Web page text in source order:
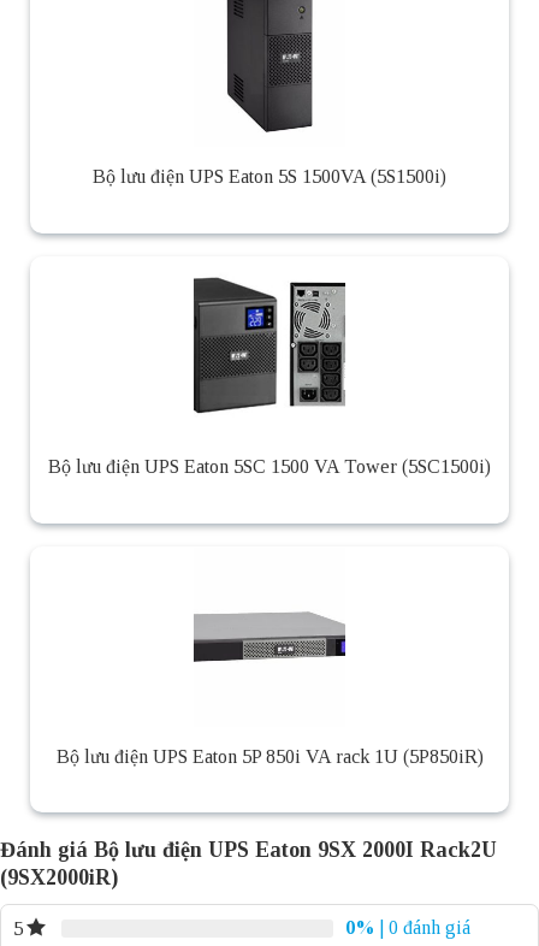
Bộ lưu điện UPS Eaton 5S 1500VA (5S1500i)
Bộ lưu điện UPS Eaton 5SC 1500 VA Tower (5SC1500i)
Bộ lưu điện UPS Eaton 5P 850i VA rack 1U (5P850iR)
Đánh giá Bộ lưu điện UPS Eaton 9SX 2000I Rack2U
(9SX2000iR)
5 0%
| 0 đánh giá